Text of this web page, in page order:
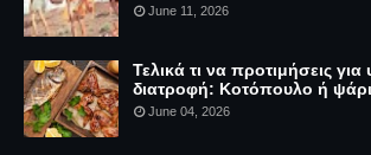
June 11, 2026
Τελικά τι να προτιμήσεις για
διατροφή: Κοτόπουλο ή
June 04, 2026